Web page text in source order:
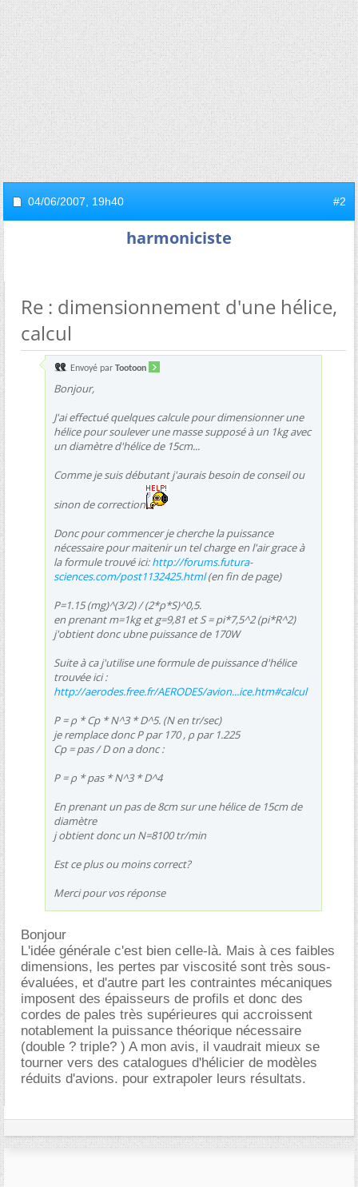
04/06/2007, 19h40 #2
harmoniciste
Re : dimensionnement d'une hélice,
calcul
Envoyé par Tootoon
Bonjour,
J'ai effectué quelques calcule pour dimensionner une
hélice pour soulever une masse supposé à un 1kg avec
un diamètre d'hélice de 15cm...
Comme je suis débutant j'aurais besoin de conseil ou
sinon de correction
Donc pour commencer je cherche la puissance
nécessaire pour maitenir un tel charge en l'air grace à
la formule trouvé ici:http://forums.futura-
sciences.com/post1132425.html(en fin de page)
P=1.15 (mg)^(3/2) / (2*ρ*S)^0,5.
en prenant m=1kg et g=9,81 et S = pi*7,5^2 (pi*R^2)
j'obtient donc ubne puissance de 170W
Suite à ca j'utilise une formule de puissance d'hélice
trouvée ici :
http://aerodes.free.fr/AERODES/avion...ice.htm#calcul
P = ρ * Cp * N^3 * D^5. (N en tr/sec)
je remplace donc P par 170 , ρ par 1.225
Cp = pas / D on a donc :
P = ρ * pas * N^3 * D^4
En prenant un pas de 8cm sur une hélice de 15cm de
diamètre
j obtient donc un N=8100 tr/min
Est ce plus ou moins correct?
Merci pour vos réponse
Bonjour
L'idée générale c'est bien celle-là. Mais à ces faibles
dimensions, les pertes par viscosité sont très sous-
évaluées, et d'autre part les contraintes mécaniques
imposent des épaisseurs de profils et donc des
cordes de pales très supérieures qui accroissent
notablement la puissance théorique nécessaire
(double ? triple? ) A mon avis, il vaudrait mieux se
tourner vers des catalogues d'hélicier de modèles
réduits d'avions. pour extrapoler leurs résultats.